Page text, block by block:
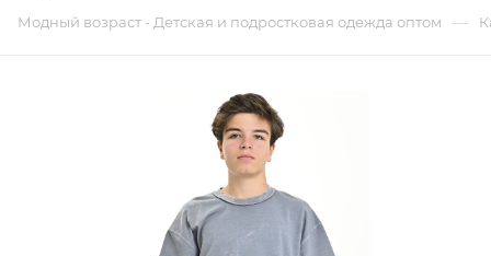
Модный возраст - Детская и подростковая одежда оптом —